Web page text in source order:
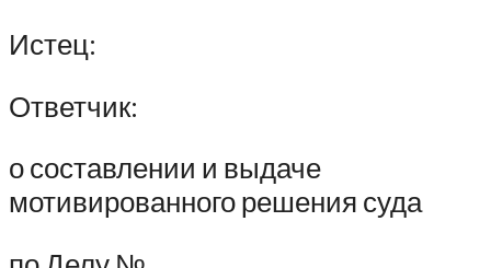
Истец:
Ответчик:
о составлении и выдаче
мотивированного решения суда